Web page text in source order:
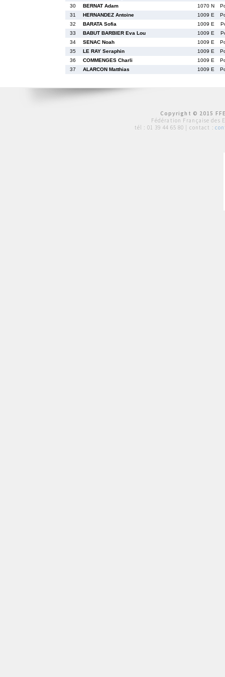
30
BERNAT Adam 1070 N
31
HERNANDEZ Antoine 1009 E
32
BARATA Sofia 1009 E
33
BABUT BARBIER Eva Lou 1009 E
34
SENAC Noah 1009 E
35
LE RAY Seraphin 1009 E
36
COMMENGES Charli 1009 E
37
ALARCON Matthias 1009 E
Copyright © 2015
Fédération Française des
tél : 01 39 44 65 80 | contact :